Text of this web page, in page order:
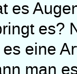
es?
eine
man es